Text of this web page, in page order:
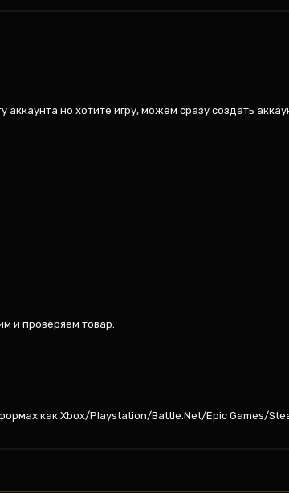
аккаунта но хотите игру, можем сразу создать
и проверяем товар.
как Xbox/Playstation/Battle.Net/Epic Games/